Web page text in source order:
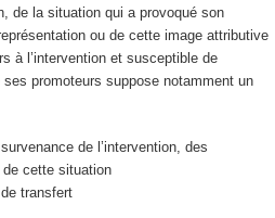
de la situation qui a provoqué son
ou de cette image attributive
à l’intervention et susceptible de
promoteurs suppose notamment un
de l’intervention, des
de cette situation
transfert